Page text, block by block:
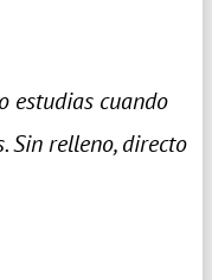
estudias cuando
Sin relleno, directo